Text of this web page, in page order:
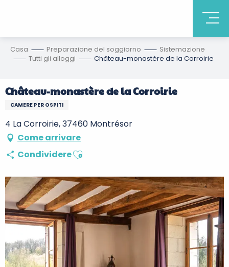
Casa Preparazione del soggiorno
Sistemazione
Tutti gli alloggi
Château-monastère de la Corroirie
Château-monastère de la Corroirie
CAMERE PER OSPITI
4 La Corroirie, 37460 Montrésor
Come arrivare
CondividereAjouter aux favoris